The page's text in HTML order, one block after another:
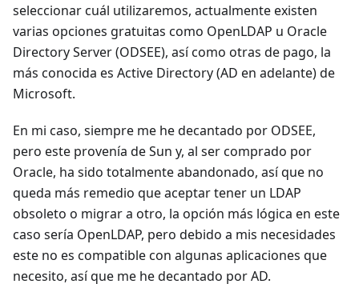
seleccionar cuál utilizaremos, actualmente existen
varias opciones gratuitas como OpenLDAP u Oracle
Directory Server (ODSEE), así como otras de pago, la
más conocida es Active Directory (AD en adelante) de
Microsoft.
En mi caso, siempre me he decantado por ODSEE,
pero este provenía de Sun y, al ser comprado por
Oracle, ha sido totalmente abandonado, así que no
queda más remedio que aceptar tener un LDAP
obsoleto o migrar a otro, la opción más lógica en este
caso sería OpenLDAP, pero debido a mis necesidades
este no es compatible con algunas aplicaciones que
necesito, así que me he decantado por AD.